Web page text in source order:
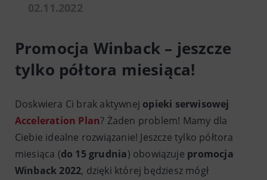
02.11.2022
Promocja Winback – jeszcze
tylko półtora miesiąca!
Doskwiera Ci brak aktywnej opieki serwisowej
Acceleration Plan? Żaden problem! Mamy dla
Ciebie idealne rozwiązanie! Jeszcze tylko półtora
miesiąca (do 15 grudnia) obowiązuje promocja
Winback 2022, dzięki której będziesz mógł